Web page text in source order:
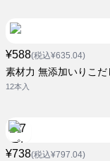
¥588(税込¥635.04)
素材力 無添加いりこだ
12本入
¥738(税込¥797.04)